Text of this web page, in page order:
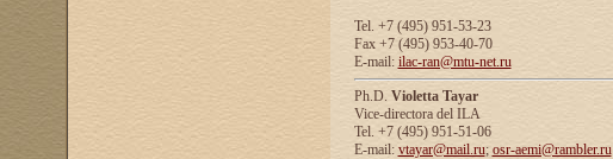
Tel. +7 (495) 951-53-23
Fax +7 (495) 953-40-70
E-mail: ilac-ran@mtu-net.ru
Ph.D. Violetta Tayar
Vice-directora del ILA
Tel. +7 (495) 951-51-06
E-mail: vtayar@mail.ru; osr-aemi@rambler.ru